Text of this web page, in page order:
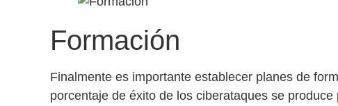
Formación
Finalmente es importante establecer planes de
porcentaje de éxito de los ciberataques se